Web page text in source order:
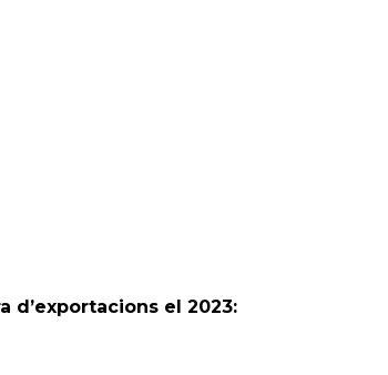
d’exportacions el 2023: